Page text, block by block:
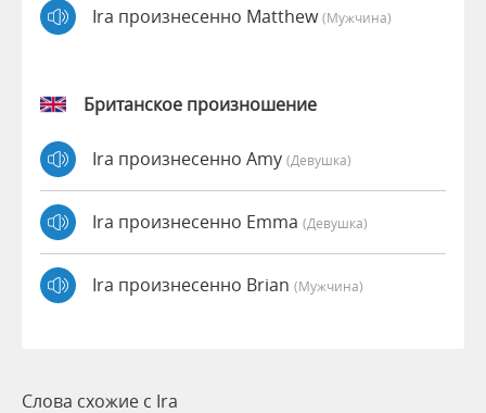
Ira произнесенно Matthew(мужчина)
Британское произношение
Ira произнесенно Amy (девушка)
Ira произнесенно Emma (девушка)
Ira произнесенно Brian (мужчина)
Слова схожие с Ira